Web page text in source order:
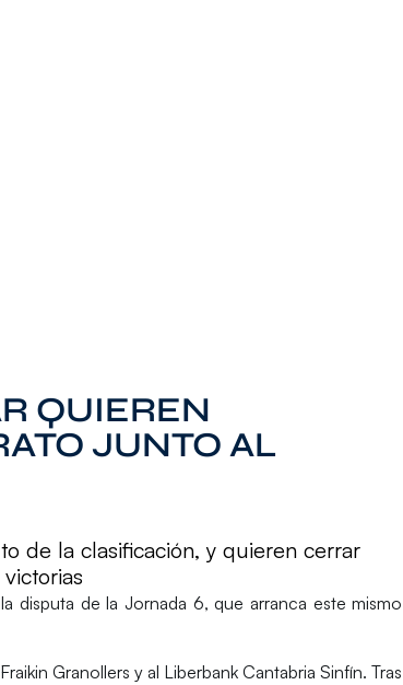
QUIEREN
JUNTO AL
de la clasificación, y quieren cerrar
disputa de la Jornada 6, que arranca este mismo
Fraikin Granollers y al Liberbank Cantabria Sinfín. Tras